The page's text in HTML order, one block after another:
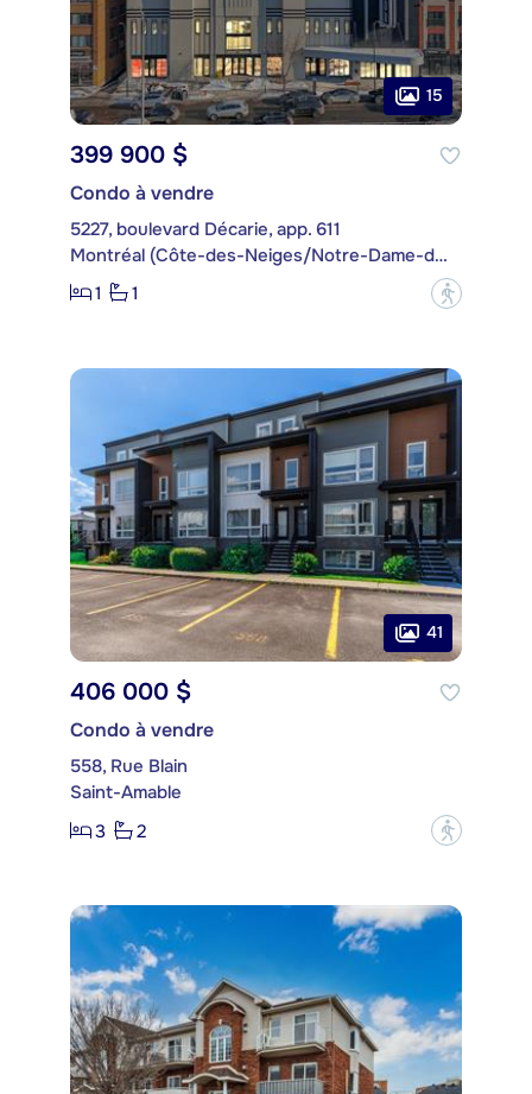
15
399 900 $
Condo à vendre
5227, boulevard Décarie, app. 611
Montréal (Côte-des-Neiges/Notre-Dame-de-Grâce)
1
1 ?
41
406 000 $
Condo à vendre
558, Rue Blain
Saint-Amable
3
2 ?